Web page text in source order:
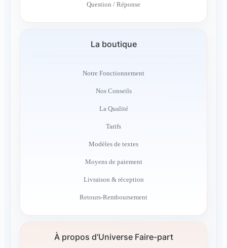
Question / Réponse
La boutique
Notre Fonctionnement
Nos Conseils
La Qualité
Tarifs
Modèles de textes
Moyens de paiement
Livraison & réception
Retours-Remboursement
À propos d’Universe Faire-part